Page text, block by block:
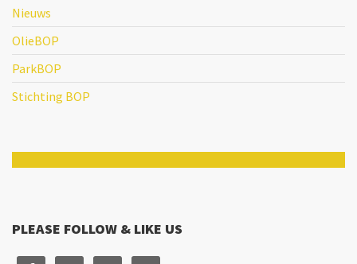
Nieuws
OlieBOP
ParkBOP
Stichting BOP
PLEASE FOLLOW & LIKE US